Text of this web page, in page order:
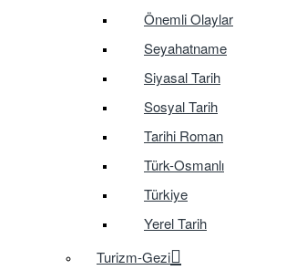
Önemli Olaylar
Seyahatname
Siyasal Tarih
Sosyal Tarih
Tarihi Roman
Türk-Osmanlı
Türkiye
Yerel Tarih
Turizm-Gezi